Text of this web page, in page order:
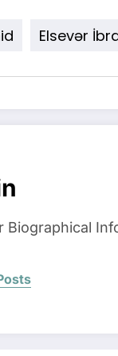
Elsevər
Biographical